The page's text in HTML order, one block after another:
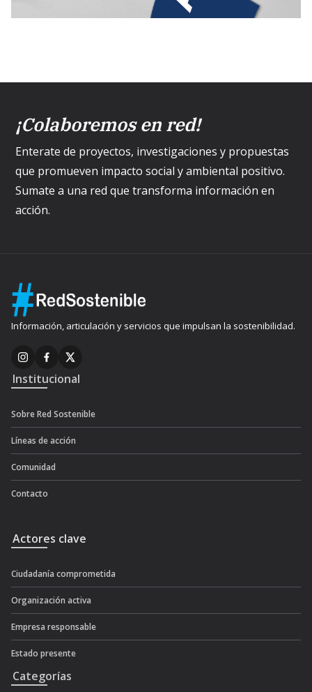
¡Colaboremos en red!
Enterate de proyectos, investigaciones y propuestas
que promueven impacto social y ambiental positivo.
Sumate a una red que transforma información en
acción.
Información, articulación y servicios que impulsan la sostenibilidad.
Institucional
Sobre Red Sostenible
Líneas de acción
Comunidad
Contacto
Actores clave
Ciudadanía comprometida
Organización activa
Empresa responsable
Estado presente
Categorías